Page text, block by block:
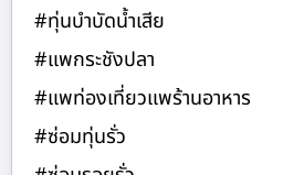
#ทุ่นบำบัดน้ำเสีย
#แพกระชังปลา
#แพท่องเที่ยวแพร้านอาหาร
#ซ่อมทุ่นรั่ว